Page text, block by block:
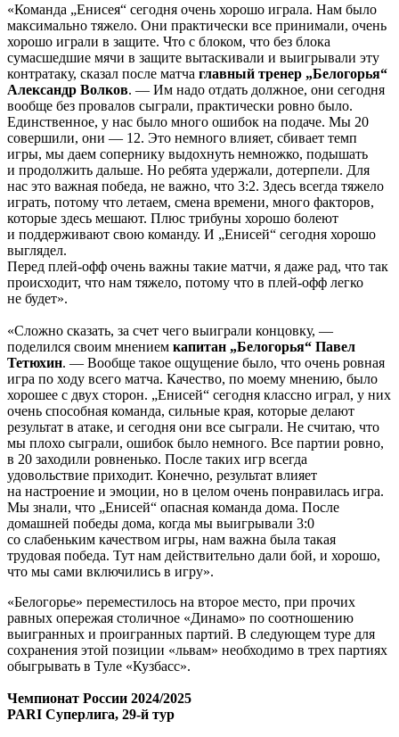
«Команда „Енисея“ сегодня очень хорошо играла. Нам было
максимально тяжело. Они практически все принимали, очень
хорошо играли в защите. Что с блоком, что без блока
сумасшедшие мячи в защите вытаскивали и выигрывали эту
контратаку, сказал после матча главный тренер „Белогорья“
Александр Волков. — Им надо отдать должное, они сегодня
вообще без провалов сыграли, практически ровно было.
Единственное, у нас было много ошибок на подаче. Мы 20
совершили, они — 12. Это немного влияет, сбивает темп
игры, мы даем сопернику выдохнуть немножко, подышать
и продолжить дальше. Но ребята удержали, дотерпели. Для
нас это важная победа, не важно, что 3:2. Здесь всегда тяжело
играть, потому что летаем, смена времени, много факторов,
которые здесь мешают. Плюс трибуны хорошо болеют
и поддерживают свою команду. И „Енисей“ сегодня хорошо
выглядел.
Перед плей-офф очень важны такие матчи, я даже рад, что так
происходит, что нам тяжело, потому что в плей-офф легко
не будет».
«Сложно сказать, за счет чего выиграли концовку, —
поделился своим мнением капитан „Белогорья“ Павел
Тетюхин. — Вообще такое ощущение было, что очень ровная
игра по ходу всего матча. Качество, по моему мнению, было
хорошее с двух сторон. „Енисей“ сегодня классно играл, у них
очень способная команда, сильные края, которые делают
результат в атаке, и сегодня они все сыграли. Не считаю, что
мы плохо сыграли, ошибок было немного. Все партии ровно,
в 20 заходили ровненько. После таких игр всегда
удовольствие приходит. Конечно, результат влияет
на настроение и эмоции, но в целом очень понравилась игра.
Мы знали, что „Енисей“ опасная команда дома. После
домашней победы дома, когда мы выигрывали 3:0
со слабеньким качеством игры, нам важна была такая
трудовая победа. Тут нам действительно дали бой, и хорошо,
что мы сами включились в игру».
«Белогорье» переместилось на второе место, при прочих
равных опережая столичное «Динамо» по соотношению
выигранных и проигранных партий. В следующем туре для
сохранения этой позиции «львам» необходимо в трех партиях
обыгрывать в Туле «Кузбасс».
Чемпионат России 2024/2025
PARI Суперлига, 29-й тур